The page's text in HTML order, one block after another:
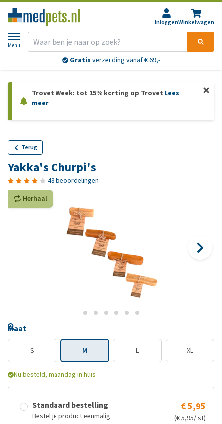
InloggenWinkelwagen
Menu
Gratis verzending vanaf € 69,-
Trovet Week: tot 15% korting op Trovet Lees
meer
Terug
Yakka's Churpi's
43 beoordelingen
Herhaal
Maat
S M L XL
Nu besteld, maandag in huis
Standaard bestelling
Bestel je product eenmalig
€ 5,95
(€ 5,95/ st)